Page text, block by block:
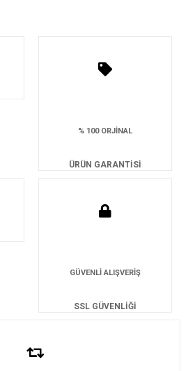
% 100 ORJİNAL
ÜRÜN GARANTİSİ
GÜVENLİ ALIŞVERİŞ
SSL GÜVENLİĞİ